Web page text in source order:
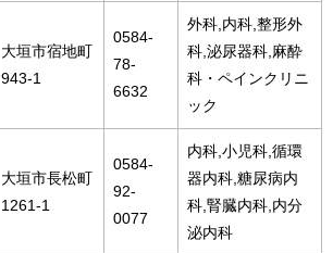
大垣市宿地町
943-1
0584-
78-
6632
外科,内科,整形外
科,泌尿器科,麻酔
科・ペインクリニ
ック
大垣市長松町
1261‐1
0584-
92-
0077
内科,小児科,循環
器内科,糖尿病内
科,腎臓内科,内分
泌内科